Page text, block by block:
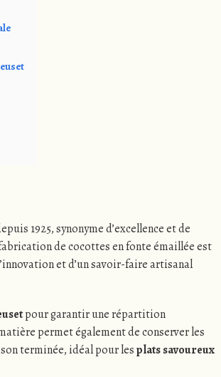
1925, synonyme d’excellence et de
de cocottes en fonte émaillée est
et d’un savoir-faire artisanal
pour garantir une répartition
permet également de conserver les
terminée, idéal pour lesplats savoureux